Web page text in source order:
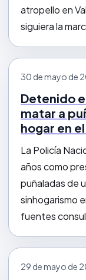
atropello en
siguiera la
30 de mayo de
Detenido
matar a
hogar en
La Policía
años como
puñaladas de
sinhogarismo
fuentes
29 de mayo de